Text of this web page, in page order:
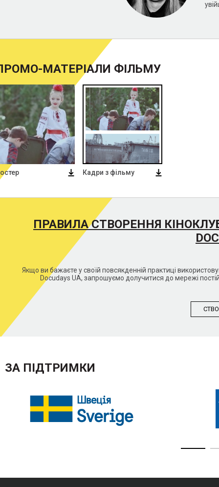
МАТЕРІАЛИ ФІЛЬМУ
Кадри з фільму
ПРАВИЛА СТВОРЕННЯ
Якщо ви бажаєте у своїй повсякденній практиці
Docudays UA, запрошуємо долучитися до мережі
ЗА ПІДТРИМКИ